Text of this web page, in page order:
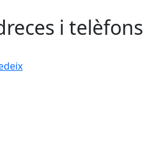
i telèfons